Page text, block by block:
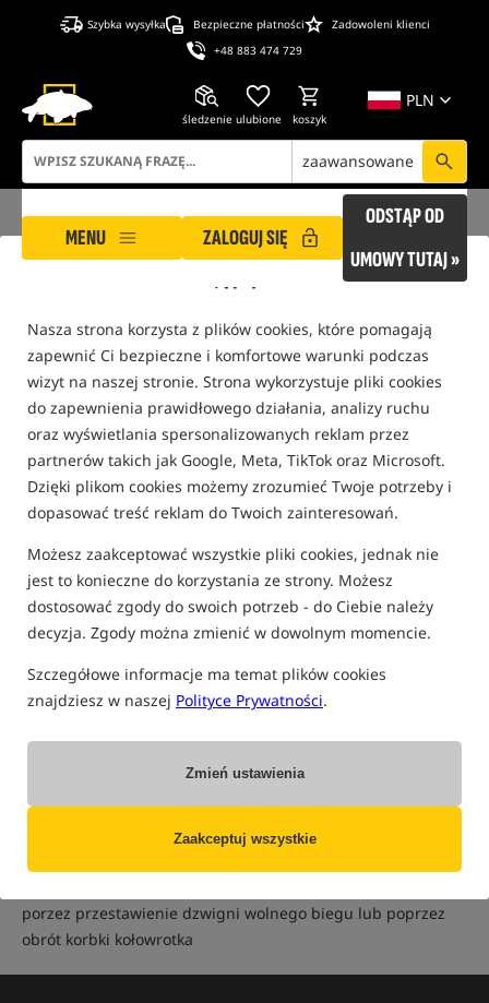
Nasza strona korzysta z plików cookies, które pomagają
zapewnić Ci bezpieczne i komfortowe warunki podczas
wizyt na naszej stronie. Strona wykorzystuje pliki cookies
do zapewnienia prawidłowego działania, analizy ruchu
oraz wyświetlania spersonalizowanych reklam przez
partnerów takich jak Google, Meta, TikTok oraz Microsoft.
Dzięki plikom cookies możemy zrozumieć Twoje potrzeby i
dopasować treść reklam do Twoich zainteresowań.
Możesz zaakceptować wszystkie pliki cookies, jednak nie
jest to konieczne do korzystania ze strony. Możesz
dostosować zgody do swoich potrzeb - do Ciebie należy
decyzja. Zgody można zmienić w dowolnym momencie.
Szczegółowe informacje ma temat plików cookies
znajdziesz w naszej Polityce Prywatności.
Zmień ustawienia
Zaakceptuj wszystkie
Szybka wysyłka Bezpieczne płatności
Zadowoleni klienci
+48 883 474 729
PLN
śledzenie ulubione koszyk
zaawansowane
MENU ZALOGUJ SIĘ
ODSTĄP OD
UMOWY TUTAJ »
ROCKWORLD Słownik pojęć Wolny Bieg
SŁOWNIK POJĘĆ
K B R T S D M A 1 L Q W F P I G Z
Wolny Bieg
używany głownie przez karpiarzy i trolingowców. W
karpiowaniu używa się tego hamulca do zabezpieczenia
Właczając "Wolny Bieg" ryba moze wybierać żyłkę z
kołowrotka z minimalnym oporem (ze znacznie mniejsza siłą
niż w przypadku standardowego hamulca). Właczanie
porzez przestawienie dzwigni wolnego biegu lub poprzez
obrót korbki kołowrotka